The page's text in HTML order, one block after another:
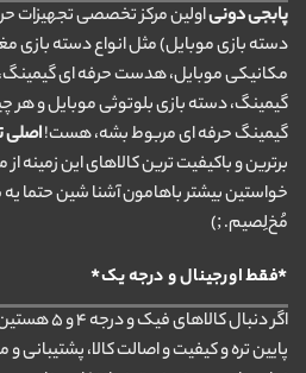
پابجی دونیاولین مرکز تخصصی تجهیزات
دسته بازی موبایل) مثل انواع دسته بازی
مکانیکی موبایل، هدست حرفه ای
گیمینگ، دسته بازی بلوتوثی موبایل و هر
گیمینگ حرفه ای مربوط بشه، هست!اصلی
برترین و باکیفیت ترین کالاهای این زمینه
خواستین بیشتر باهامون آشنا شین حتما
مُخ‌لِصیم. ;)
*فقط اورجینال و درجه یک*
اگر دنبال
پایین تره و کیفیت و اصالت کالا،